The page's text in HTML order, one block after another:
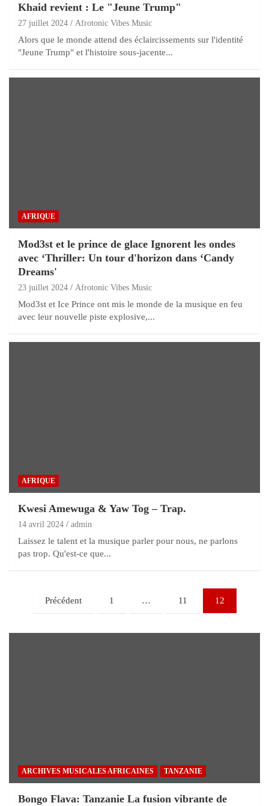
Khaid revient : Le "Jeune Trump"
27 juillet 2024 Afrotonic Vibes Music
Alors que le monde attend des éclaircissements sur l'identité
"Jeune Trump" et l'histoire sous-jacente...
AFRIQUE
Mod3st et le prince de glace Ignorent les ondes
avec ‘Thriller: Un tour d'horizon dans ‘Candy
Dreams'
23 juillet 2024 Afrotonic Vibes Music
Mod3st et Ice Prince ont mis le monde de la musique en feu
avec leur nouvelle piste explosive,...
AFRIQUE
Kwesi Amewuga & Yaw Tog – Trap.
14 avril 2024 admin
Laissez le talent et la musique parler pour nous, ne parlons
pas trop. Qu'est-ce que...
Précédent 1 … 11 12
ARCHIVES MUSICALES AFRICAINES TANZANIE
Bongo Flava: Tanzanie La fusion vibrante de